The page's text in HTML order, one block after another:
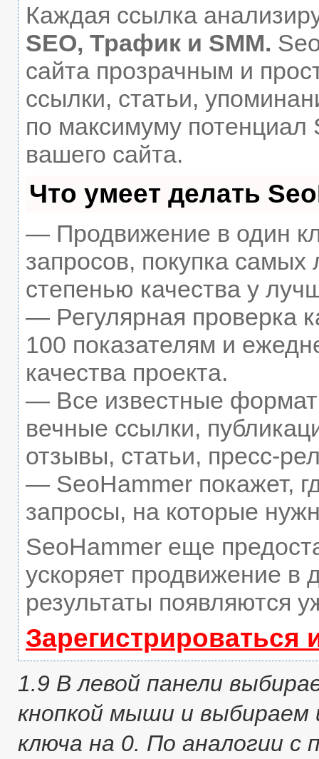
Каждая ссылка
SEO, Трафик и SMM.
сайта прозрачным и
ссылки, статьи,
по максимуму
вашего сайта.
Что умеет делать
— Продвижение в один
запросов, покупка
степенью качества у
— Регулярная проверка
100 показателям и
качества проекта.
— Все известные
вечные ссылки,
отзывы, статьи, пресс-
— SeoHammer покажет,
запросы, на которые
SeoHammer еще
ускоряет продвижение в
результаты появляются
Зарегистрироваться
1.9 В левой панели
кнопкой мыши и выбираем
ключа на 0. По аналогии с